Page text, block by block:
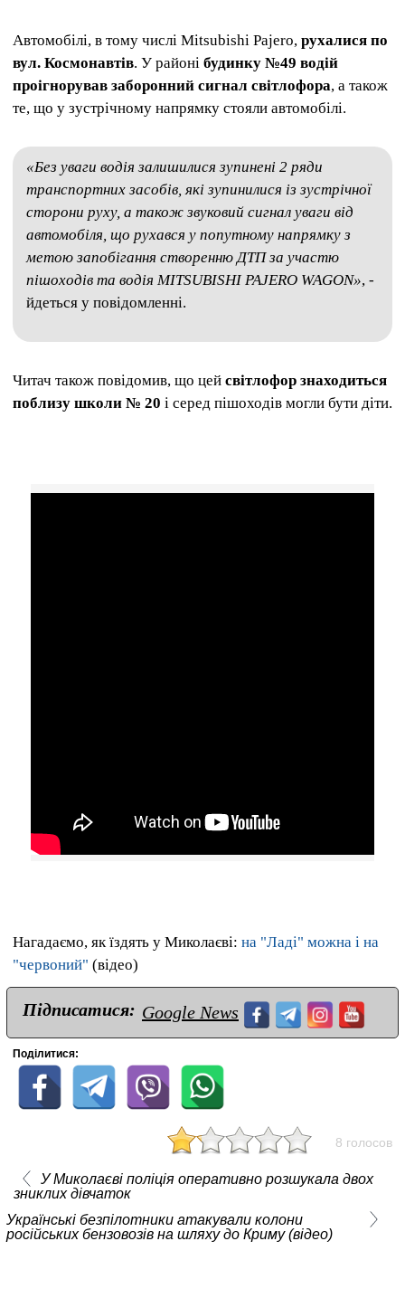
Автомобілі, в тому числі Mitsubishi Pajero, рухалися по
вул. Космонавтів. У районі будинку №49 водій
проігнорував заборонний сигнал світлофора, а також
те, що у зустрічному напрямку стояли автомобілі.
«Без уваги водія залишилися зупинені 2 ряди
транспортних засобів, які зупинилися із зустрічної
сторони руху, а також звуковий сигнал уваги від
автомобіля, що рухався у попутному напрямку з
метою запобігання створенню ДТП за участю
пішоходів та водія MITSUBISHI PAJERO WAGON», -
йдеться у повідомленні.
Читач також повідомив, що цей світлофор знаходиться
поблизу школи № 20 і серед пішоходів могли бути діти.
Нагадаємо, як їздять у Миколаєві: на "Ладі" можна і на
"червоний" (відео)
Підписатися: Google News
Поділитися:
8 голосов
У Миколаєві поліція оперативно розшукала двох
зниклих дівчаток
Українські безпілотники атакували колони
російських бензовозів на шляху до Криму (відео)